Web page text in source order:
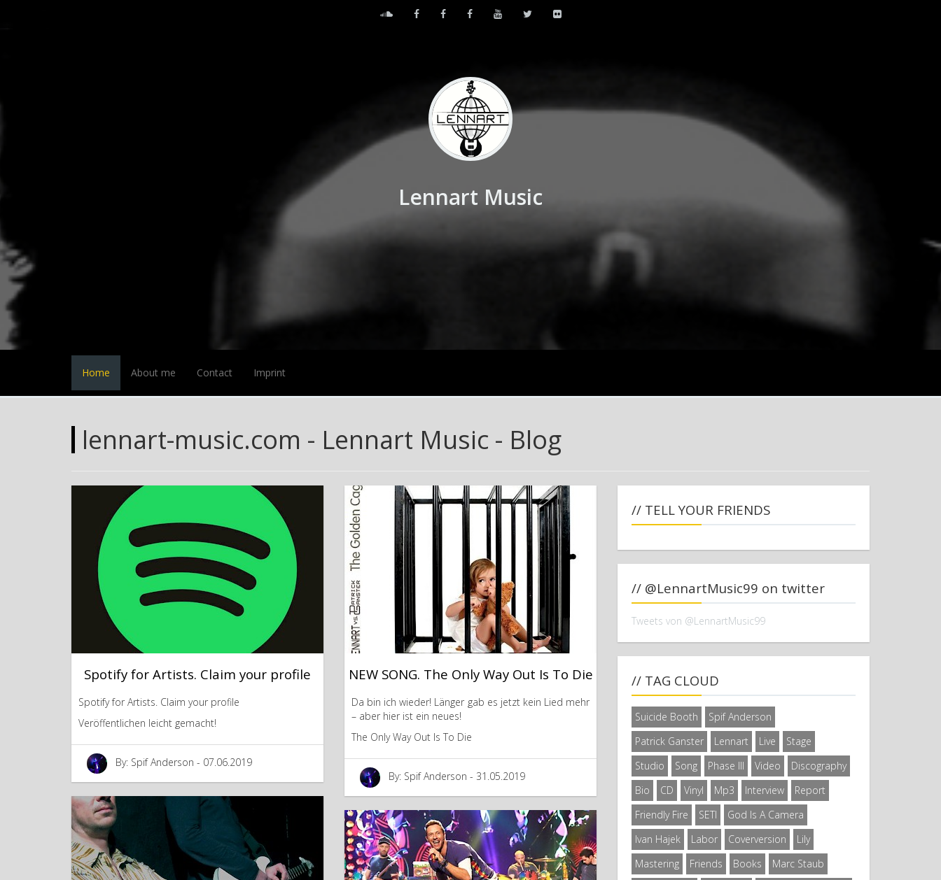
Lennart Music
Home About me Contact Imprint
lennart-music.com - Lennart Music - Blog
Spotify for Artists. Claim your profile
Spotify for Artists. Claim your profile
Veröffentlichen leicht gemacht!
By: Spif Anderson - 07.06.2019
NEW SONG. The Only Way Out Is To Die
Da bin ich wieder! Länger gab es jetzt kein Lied mehr
– aber hier ist ein neues!
The Only Way Out Is To Die
By: Spif Anderson - 31.05.2019
// TELL YOUR FRIENDS
// @LennartMusic99 on twitter
Tweets von @LennartMusic99
// TAG CLOUD
Suicide Booth
Spif Anderson
Patrick Ganster
Lennart Live
Stage
Studio
Song Phase III Video
Discography
Bio
CD Vinyl Mp3 Interview
Report
Friendly Fire
SETI
God Is A Camera
Ivan Hajek
Labor Coverversion
Lily
Mastering
Friends Books
Marc Staub